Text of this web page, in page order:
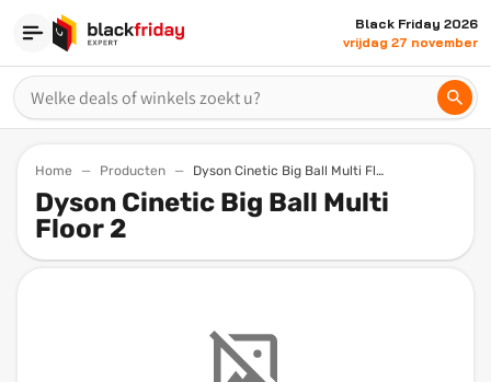
Black Friday 2026
vrijdag 27 november
Home Producten Dyson Cinetic Big Ball Multi Floor 2
Dyson Cinetic Big Ball Multi
Floor 2